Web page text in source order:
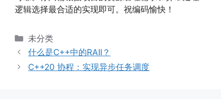
逻辑选择最合适的实现即可。祝编码愉快！
分
类
未分类
什么是C++中的RAII？
C++20 协程：实现异步任务调度